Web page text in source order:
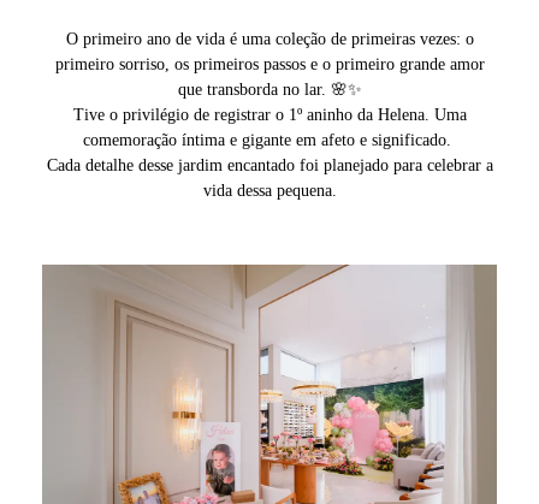
O primeiro ano de vida é uma coleção de primeiras vezes: o
primeiro sorriso, os primeiros passos e o primeiro grande amor
que transborda no lar. 🌸✨
Tive o privilégio de registrar o 1º aninho da Helena. Uma
comemoração íntima e gigante em afeto e significado.
Cada detalhe desse jardim encantado foi planejado para celebrar a
vida dessa pequena.